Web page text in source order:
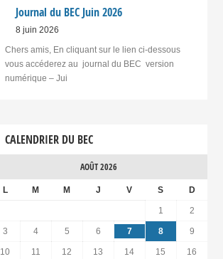
Journal du BEC Juin 2026
8 juin 2026
Chers amis, En cliquant sur le lien ci-dessous
vous accéderez au journal du BEC version
numérique – Jui
CALENDRIER DU BEC
AOÛT 2026
L M M J V S D
1 2
3 4 5 6 7 8 9
10 11 12 13 14 15 16